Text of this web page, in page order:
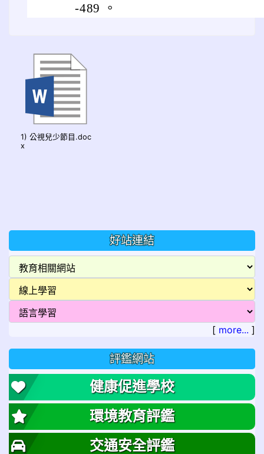
-489 。
1) 公視兒少節目.doc
x
好站連結
[ more... ]
評鑑網站
健康促進學校
環境教育評鑑
交通安全評鑑